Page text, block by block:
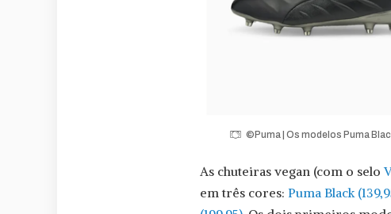
©Puma | Os modelos Puma
As chuteiras vegan (com o selo
em três cores: Puma Black